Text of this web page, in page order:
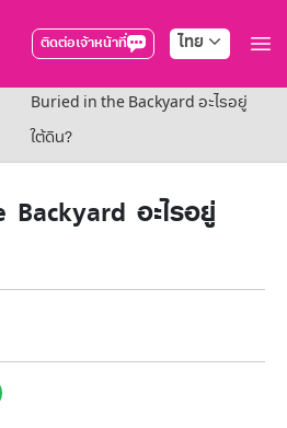
ติดต่อเจ้าหน้าที่ ไทย
าวทั้งหมด
เทียม
วิชั่นส์
ระกอบการ
Buried in the Backyard อะไรอยู่
ใต้ดิน?
อะไรอยู่